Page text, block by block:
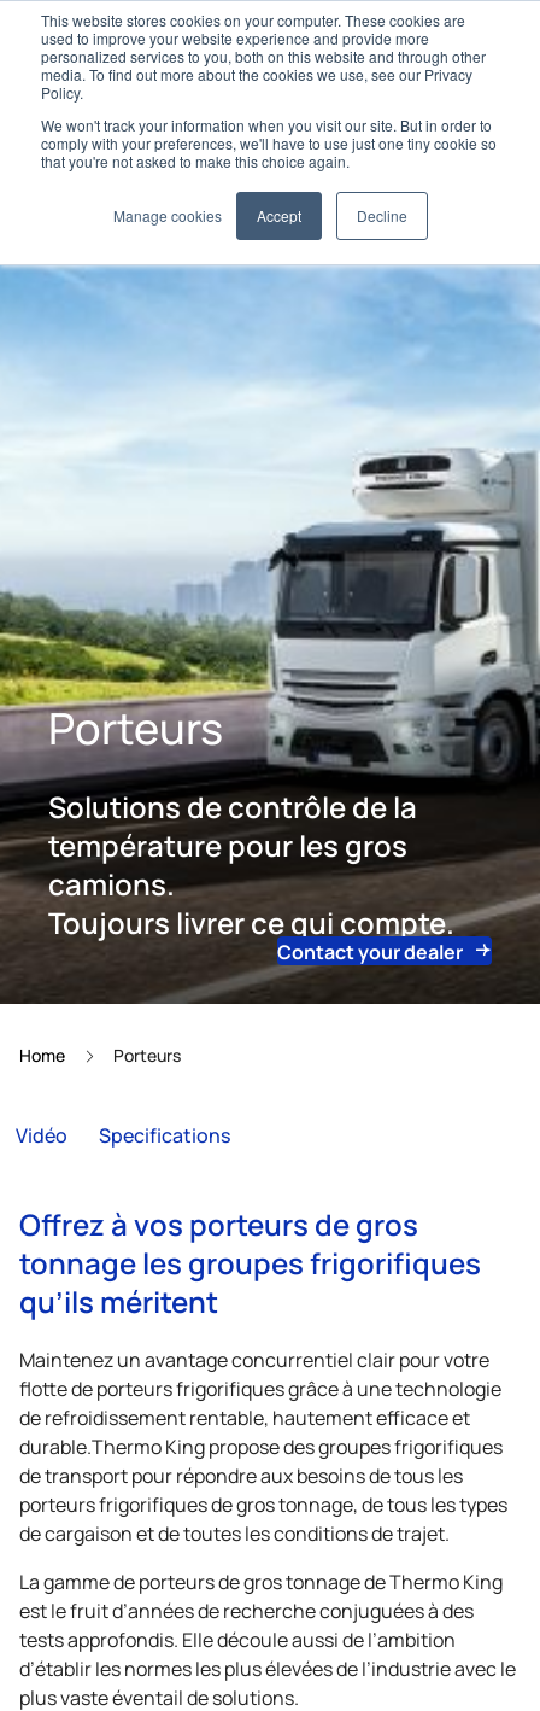
This website stores cookies on your computer. These cookies are
used to improve your website experience and provide more
personalized services to you, both on this website and through other
media. To find out more about the cookies we use, see our Privacy
Policy.
We won't track your information when you visit our site. But in order to
comply with your preferences, we'll have to use just one tiny cookie so
that you're not asked to make this choice again.
Manage cookies Accept Decline
Contact your dealer
Porteurs
Solutions de contrôle de la
température pour les gros
camions.
Toujours livrer ce qui compte.
Home Porteurs
Vidéo Specifications
Offrez à vos porteurs de gros
tonnage les groupes frigorifiques
qu’ils méritent
Maintenez un avantage concurrentiel clair pour votre
flotte de porteurs frigorifiques grâce à une technologie
de refroidissement rentable, hautement efficace et
durable.Thermo Kingpropose des groupes frigorifiques
de transport pour répondre aux besoins de tous les
porteurs frigorifiques de gros tonnage, de tous les types
de cargaison et de toutes les conditions de trajet.
La gamme de porteurs de gros tonnage deThermo King
est le fruit d’années de recherche conjuguées à des
tests approfondis. Elle découle aussi de l’ambition
d’établir les normes les plus élevées de l’industrie avec le
plus vaste éventail de solutions.